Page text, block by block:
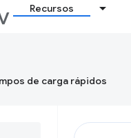
Recursos
de carga rápidos